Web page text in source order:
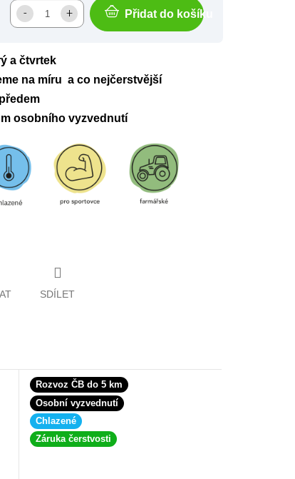
Přidat do košíku
a čtvrtek
na míru a co nejčerstvější
osobního vyzvednutí
SDÍLET
Rozvoz ČB do 5 km
Osobní vyzvednutí
Chlazené
Záruka čerstvosti